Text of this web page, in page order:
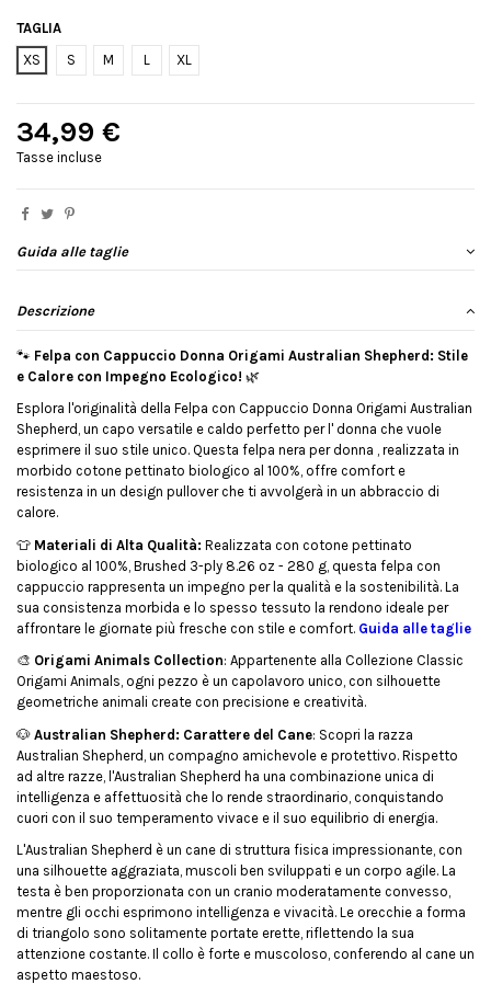
TAGLIA
XS
S M L XL
34,99 €
Tasse incluse
Guida alle taglie
Descrizione
🐾 Felpa con Cappuccio Donna Origami Australian Shepherd: Stile
e Calore con Impegno Ecologico! 🌿
Esplora l'originalità della Felpa con Cappuccio Donna Origami Australian
Shepherd, un capo versatile e caldo perfetto per l' donna che vuole
esprimere il suo stile unico. Questa felpa nera per donna , realizzata in
morbido cotone pettinato biologico al 100%, offre comfort e
resistenza in un design pullover che ti avvolgerà in un abbraccio di
calore.
👕 Materiali di Alta Qualità: Realizzata con cotone pettinato
biologico al 100%, Brushed 3-ply 8.26 oz - 280 g, questa felpa con
cappuccio rappresenta un impegno per la qualità e la sostenibilità. La
sua consistenza morbida e lo spesso tessuto la rendono ideale per
affrontare le giornate più fresche con stile e comfort. Guida alle taglie
🎨 Origami Animals Collection: Appartenente alla Collezione Classic
Origami Animals, ogni pezzo è un capolavoro unico, con silhouette
geometriche animali create con precisione e creatività.
🐶 Australian Shepherd: Carattere del Cane: Scopri la razza
Australian Shepherd, un compagno amichevole e protettivo. Rispetto
ad altre razze, l'Australian Shepherd ha una combinazione unica di
intelligenza e affettuosità che lo rende straordinario, conquistando
cuori con il suo temperamento vivace e il suo equilibrio di energia.
L'Australian Shepherd è un cane di struttura fisica impressionante, con
una silhouette aggraziata, muscoli ben sviluppati e un corpo agile. La
testa è ben proporzionata con un cranio moderatamente convesso,
mentre gli occhi esprimono intelligenza e vivacità. Le orecchie a forma
di triangolo sono solitamente portate erette, riflettendo la sua
attenzione costante. Il collo è forte e muscoloso, conferendo al cane un
aspetto maestoso.